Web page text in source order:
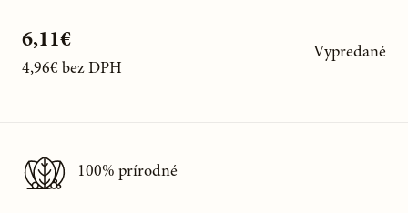
6,11€
4,96€ bez DPH
Vypredané
100% prírodné